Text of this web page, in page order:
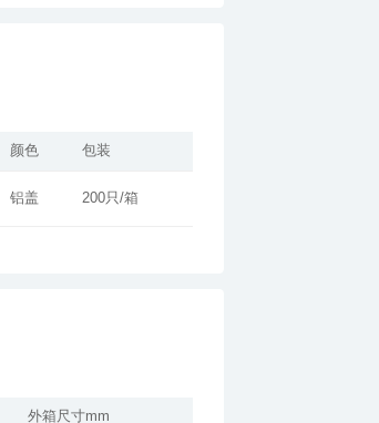
颜色 包装
铝盖 200只/箱
外箱尺寸mm